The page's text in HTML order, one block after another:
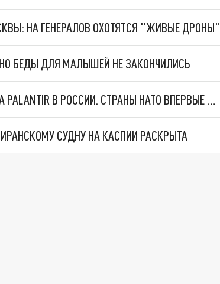
НА ГЕНЕРАЛОВ ОХОТЯТСЯ "ЖИВЫЕ ДРОНЫ"
БЕДЫ ДЛЯ МАЛЫШЕЙ НЕ ЗАКОНЧИЛИСЬ
"ОЧЕНЬ ПЛОХИЕ НОВОСТИ": БОЛЬШАЯ ОШИБКА PALANTIR В РОССИИ. СТРАНЫ НАТО ВПЕРВЫЕ ЗА СВО ОСТАНОВИЛИ ПОСТАВКИ ОРУЖИЯ. ВСУ ТЕРЯЮТ ПРИГРАНИЧЬЕ?
СУДНУ НА КАСПИИ РАСКРЫТА